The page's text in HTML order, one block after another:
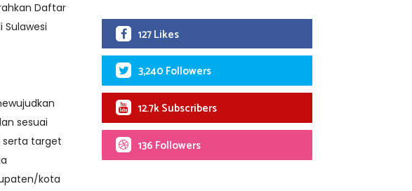
Daftar
Sulawesi
sesuai
serta target
kota
127 Likes
3,240 Followers
12.7k Subscribers
136 Followers